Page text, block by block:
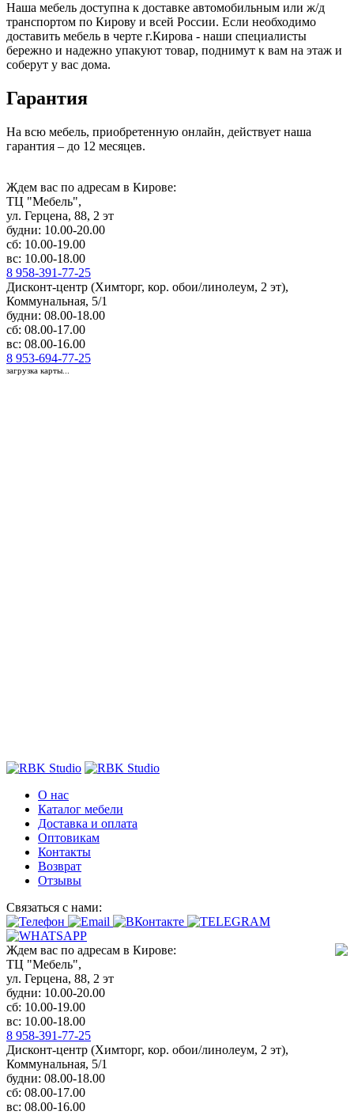
Наша мебель доступна к доставке автомобильным или ж/д
транспортом по Кирову и всей России. Если необходимо
доставить мебель в черте г.Кирова - наши специалисты
бережно и надежно упакуют товар, поднимут к вам на этаж и
соберут у вас дома.
Гарантия
На всю мебель, приобретенную онлайн, действует наша
гарантия – до 12 месяцев.
Ждем вас по адресам в Кирове:
ТЦ "Мебель",
ул. Герцена, 88, 2 эт
будни: 10.00-20.00
сб: 10.00-19.00
вс: 10.00-18.00
8 958-391-77-25
Дисконт-центр (Химторг, кор. обои/линолеум, 2 эт),
Коммунальная, 5/1
будни: 08.00-18.00
сб: 08.00-17.00
вс: 08.00-16.00
8 953-694-77-25
загрузка карты...
О нас
Каталог мебели
Доставка и оплата
Оптовикам
Контакты
Возврат
Отзывы
Связаться с нами:
Ждем вас по адресам в Кирове:
ТЦ "Мебель",
ул. Герцена, 88, 2 эт
будни: 10.00-20.00
сб: 10.00-19.00
вс: 10.00-18.00
8 958-391-77-25
Дисконт-центр (Химторг, кор. обои/линолеум, 2 эт),
Коммунальная, 5/1
будни: 08.00-18.00
сб: 08.00-17.00
вс: 08.00-16.00